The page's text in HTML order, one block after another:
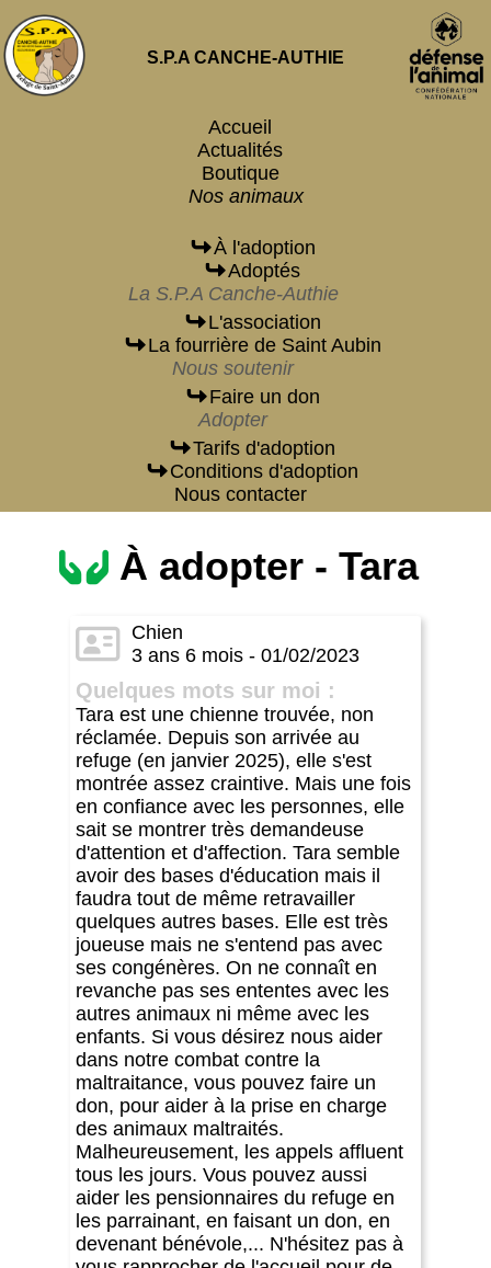
S.P.A CANCHE-AUTHIE
Accueil
Actualités
Boutique
Nos animaux
À l'adoption
Adoptés
La S.P.A Canche-Authie
L'association
La fourrière de Saint Aubin
Nous soutenir
Faire un don
Adopter
Tarifs d'adoption
Conditions d'adoption
Nous contacter
À adopter - Tara
Chien
3 ans 6 mois - 01/02/2023
Quelques mots sur moi :
Tara est une chienne trouvée, non
réclamée. Depuis son arrivée au
refuge (en janvier 2025), elle s'est
montrée assez craintive. Mais une fois
en confiance avec les personnes, elle
sait se montrer très demandeuse
d'attention et d'affection. Tara semble
avoir des bases d'éducation mais il
faudra tout de même retravailler
quelques autres bases. Elle est très
joueuse mais ne s'entend pas avec
ses congénères. On ne connaît en
revanche pas ses ententes avec les
autres animaux ni même avec les
enfants. Si vous désirez nous aider
dans notre combat contre la
maltraitance, vous pouvez faire un
don, pour aider à la prise en charge
des animaux maltraités.
Malheureusement, les appels affluent
tous les jours. Vous pouvez aussi
aider les pensionnaires du refuge en
les parrainant, en faisant un don, en
devenant bénévole,... N'hésitez pas à